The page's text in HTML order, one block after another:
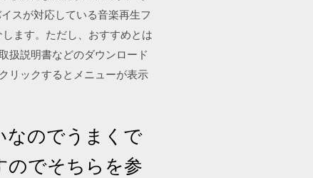
スが対応している音楽再生フ
ます。ただし、おすすめとは
扱説明書などのダウンロード
リックするとメニューが表示
なのでうまくで
のでそちらを参